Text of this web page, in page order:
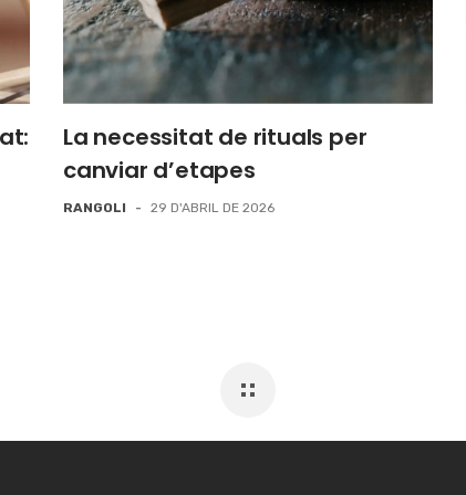
La necessitat de rituals per
canviar d’etapes
RANGOLI - 29 D'ABRIL DE 2026